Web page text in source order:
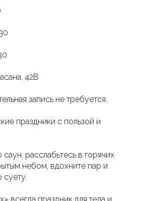
42В
запись не требуется.
праздники с пользой и
саун, расслабьтесь в горячих
небом, вдохните пар и
суету.